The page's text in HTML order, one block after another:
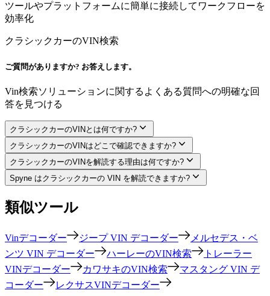
ツールやプラットフォームに簡単に接続してワークフローを
効率化
クラシックカーのVIN検索
ご質問がありますか? お答えします。
Vin検索ソリューションに関するよくある質問への明確な回
答を見つける
クラシックカーのVINとは何ですか?
クラシックカーのVINはどこで確認できますか?
クラシックカーのVINを解読する理由は何ですか?
Spyne はクラシックカーの VIN を解読できますか?
類似ツール
Vinデコーダー ジープ VIN デコーダー
メルセデス・ベ
ンツ VIN デコーダー
ハーレーのVIN検索
トレーラー
VINデコーダー
カワサキのVIN検索
マスタング VIN デ
コーダー
レクサスVINデコーダー